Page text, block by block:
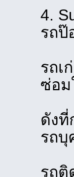
4.
รถป๊
รถเ
ซ่อม
ดังที่
รถบุ
รถติ